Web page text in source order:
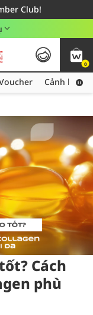
Club!
từ 249,000Đ
TP. Hồ Chí Minh
0
Cảnh báo
1
Cách
phù